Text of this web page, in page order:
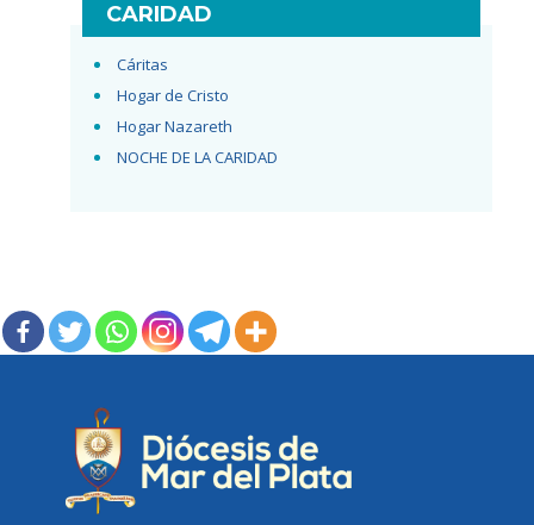
CARIDAD
Cáritas
Hogar de Cristo
Hogar Nazareth
NOCHE DE LA CARIDAD